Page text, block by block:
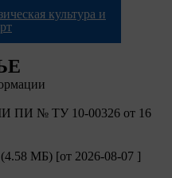
культура и
ПИ № ТУ 10-00326 от 16
(4.58 МБ) [от 2026-08-07 ]